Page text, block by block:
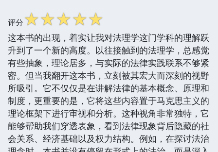
评分☆☆☆☆☆
这本书的出现，着实让我对法理学这门学科的理解跃
升到了一个新的高度。以往接触到的法理学，总感觉
有些抽象，理论居多，与实际的法律实践联系不够紧
密。但当我翻开这本书，立刻被其宏大而深刻的视野
所吸引。它不仅仅是在讲解法律的基本概念、原理和
制度，更重要的是，它将这些内容置于马克思主义的
理论框架下进行审视和分析。这种视角非常独特，它
能够帮助我们穿透表象，看到法律现象背后隐藏的社
会关系、经济基础以及权力结构。例如，在探讨法治